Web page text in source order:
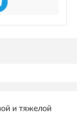
и тяжелой